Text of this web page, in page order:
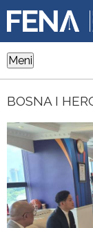
Meni
BOSNA I